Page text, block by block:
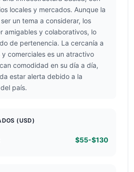
locales y mercados. Aunque la
un tema a considerar, los
amigables y colaborativos, lo
de pertenencia. La cercanía a
comerciales es un atractivo
comodidad en su día a día,
estar alerta debido a la
país.
(USD)
$55-$130